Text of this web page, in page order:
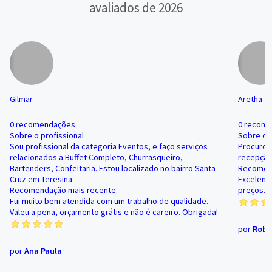
avaliados de 2026
Gilmar
0 recomendações
Sobre o profissional
Sou profissional da categoria Eventos, e faço serviços
relacionados a Buffet Completo, Churrasqueiro,
Bartenders, Confeitaria. Estou localizado no bairro Santa
Cruz em Teresina.
Recomendação mais recente:
Fui muito bem atendida com um trabalho de qualidade.
Valeu a pena, orçamento grátis e não é careiro. Obrigada!
porAna Paula
Aretha
0
Sobre o
Procuro
preços.
por